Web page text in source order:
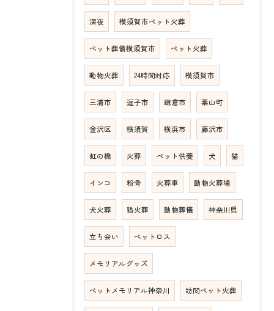
深夜 横須賀市ペット火葬
ペット葬儀横須賀市 ペット火葬
動物火葬 24時間対応 横須賀市
三浦市 逗子市 鎌倉市 葉山町
金沢区 横須賀 横浜市 藤沢市
虹の橋 火葬 ペット供養 犬 猫
インコ 粉骨 火葬車 動物火葬場
犬火葬 猫火葬 動物葬儀 神奈川県
立ち会い ペットロス
メモリアルグッズ
ペットメモリアル神奈川 訪問ペット火葬